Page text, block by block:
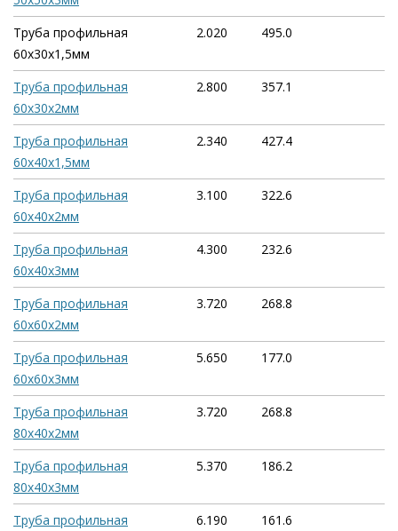
Труба профильная
60х30х1,5мм
2.020 495.0
Труба профильная
60х30х2мм
2.800 357.1
Труба профильная
60х40х1,5мм
2.340 427.4
Труба профильная
60х40х2мм
3.100 322.6
Труба профильная
60х40х3мм
4.300 232.6
Труба профильная
60х60х2мм
3.720 268.8
Труба профильная
60х60х3мм
5.650 177.0
Труба профильная
80х40х2мм
3.720 268.8
Труба профильная
80х40х3мм
5.370 186.2
Труба профильная
6.190 161.6